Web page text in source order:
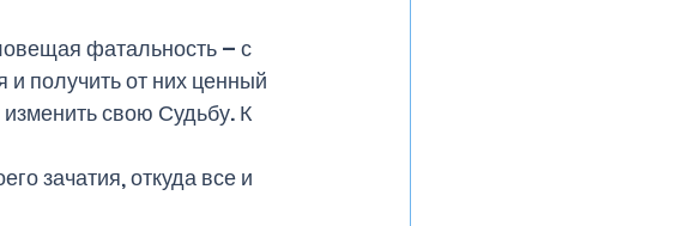
фатальность – с
получить от них ценный
свою Судьбу. К
зачатия, откуда все и